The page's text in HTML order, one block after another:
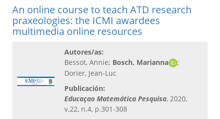
An online course to teach ATD research
praxeologies: the ICMI awardees
multimedia online resources
Autores/as:
Bessot, Annie; Bosch, Marianna
;
Dorier, Jean-Luc
Publicación:
Educaçao Matemática Pesquisa, 2020,
v.22, n.4, p.301-308